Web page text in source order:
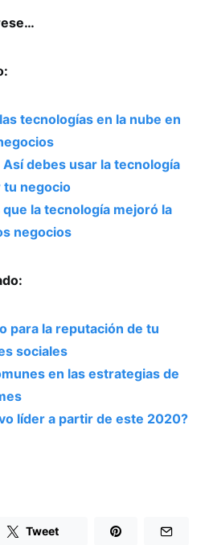
tecnologías en la nube en
Así debes usar la tecnología
tu negocio
la tecnología mejoró la
negocios
para la reputación de tu
sociales
en las estrategias de
líder a partir de este 2020?
Tweet